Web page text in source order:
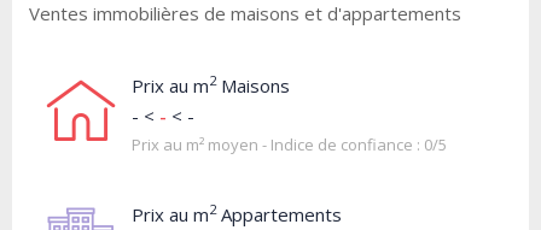
Ventes immobilières de maisons et d'appartements
Prix au m2Maisons
- < - < -
Prix au m² moyen - Indice de confiance : 0/5
Prix au m2Appartements